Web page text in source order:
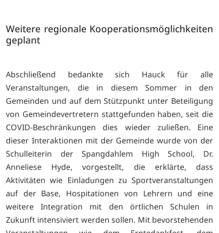
Weitere regionale Kooperationsmöglichkeiten
geplant
Abschließend bedankte sich Hauck für alle
Veranstaltungen, die in diesem Sommer in den
Gemeinden und auf dem Stützpunkt unter Beteiligung
von Gemeindevertretern stattgefunden haben, seit die
COVID-Beschränkungen dies wieder zuließen. Eine
dieser Interaktionen mit der Gemeinde wurde von der
Schulleiterin der Spangdahlem High School, Dr.
Anneliese Hyde, vorgestellt, die erklärte, dass
Aktivitäten wie Einladungen zu Sportveranstaltungen
auf der Base, Hospitationen von Lehrern und eine
weitere Integration mit den örtlichen Schulen in
Zukunft intensiviert werden sollen. Mit bevorstehenden